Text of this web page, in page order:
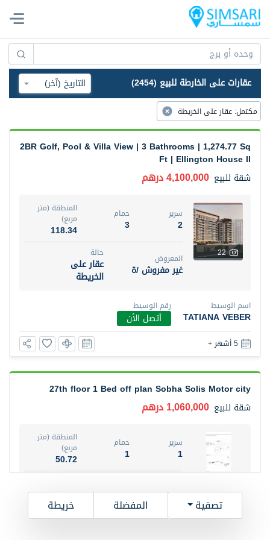
عقارات على الخارطة للبيع (2454)
مكتمل: عقار على الخريطة
2BR Golf, Pool & Villa View | 3 Bathrooms | 1,274.77 Sq
Ft | Ellington House II
شقة للبيع 4,100,000 درهم
22
سرير
2
حمام
3
المنطقة (متر
مربع)
118.34
المعروض
غير مفروش /ة
حالة
عقار على
الخريطة
اسم الوسيط
TATIANA VEBER
رقم الوسيط
أتصل الأن
5 أشهر +
27th floor 1 Bed off plan Sobha Solis Motor city
شقة للبيع 1,060,000 درهم
سرير
1
حمام
1
المنطقة (متر
مربع)
50.72
مفروش/ة جزئيا عقار على
تصفية المفضلة خريطة